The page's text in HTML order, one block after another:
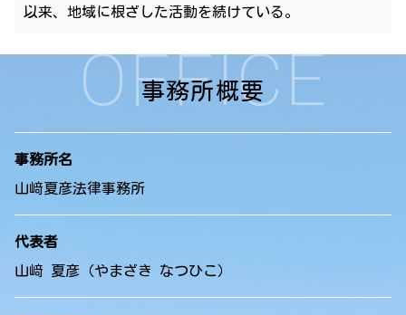
以来、地域に根ざした活動を続けている。
OFFICE
事務所概要
事務所名
山﨑夏彦法律事務所
代表者
山﨑 夏彦（やまざき なつひこ）